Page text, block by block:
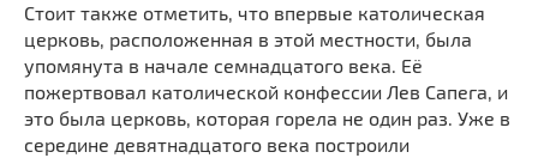
Мечети
Синагоги
Часовни
Кирхи
Выберите направление
Стоит также отметить, что впервые католическая
церковь, расположенная в этой местности, была
упомянута в начале семнадцатого века. Её
пожертвовал католической конфессии Лев Сапега, и
это была церковь, которая горела не один раз. Уже в
середине девятнадцатого века построили